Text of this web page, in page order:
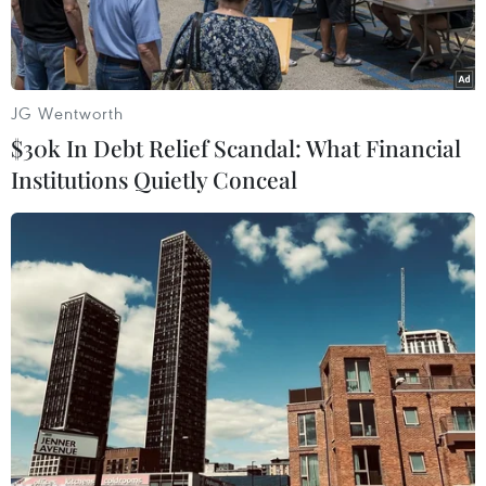
Nghệ sỹ Phan Đỗ Phúc. (Nguồn: Cand)
Nghệ sỹ cello tài năng Phan Đỗ Phúc cùng Dàn
nhạc Giao hưởng Việt Nam sẽ trình diễn hai tác
phẩm nổi tiếng của nhà soạn nhạc Antonín
Dvořák trong Chương trình hòa nhạc Toyota
JG Wentworth
$30k In Debt Relief Scandal: What Financial
Institutions Quietly Conceal